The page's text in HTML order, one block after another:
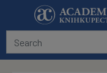
Skip to main content